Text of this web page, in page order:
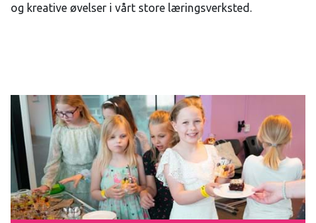
og kreative øvelser i vårt store læringsverksted.